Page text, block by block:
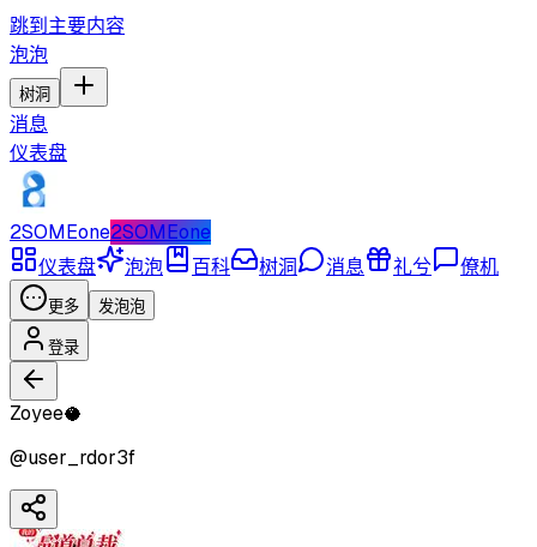
跳到主要内容
泡泡
树洞
消息
仪表盘
2SOMEone2SOMEone
仪表盘
泡泡 百科 树洞 消息 礼兮 僚机
更多 发泡泡
登录
Zoyee🥥
@user_rdor3f